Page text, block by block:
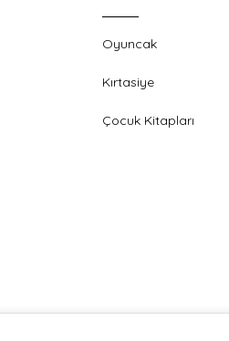
Oyuncak
Kırtasiye
Çocuk Kitapları